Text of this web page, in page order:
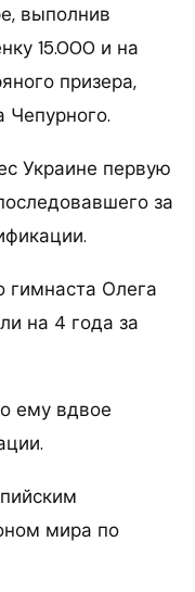
выполнив
15.000 и на
призера,
Украине первую
за
гимнаста Олега
на 4 года за
ему вдвое
мира по